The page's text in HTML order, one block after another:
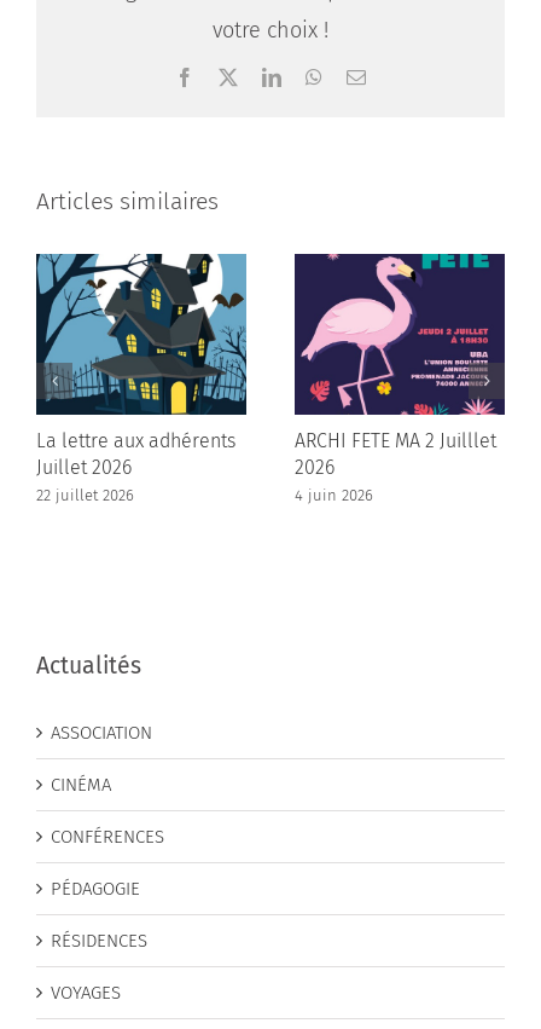
votre choix !
Facebook LinkedInWhatsApp
Email
Articles similaires
La lettre aux adhérents
Juillet 2026
22 juillet 2026
ARCHI FETE MA 2 Juilllet
2026
4 juin 2026
Actualités
ASSOCIATION
CINÉMA
CONFÉRENCES
PÉDAGOGIE
RÉSIDENCES
VOYAGES